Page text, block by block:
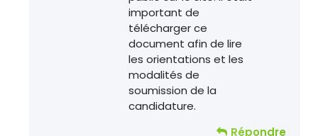
important de
télécharger ce
document afin de lire
les orientations et les
modalités de
soumission de la
candidature.
Répondre